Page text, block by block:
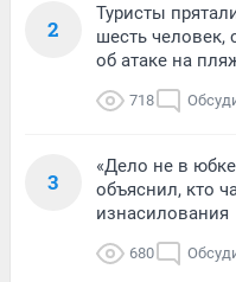
2
Туристы
шесть человек,
об атаке на
718
3
«Дело не в
объяснил, кто
изнасилования
680